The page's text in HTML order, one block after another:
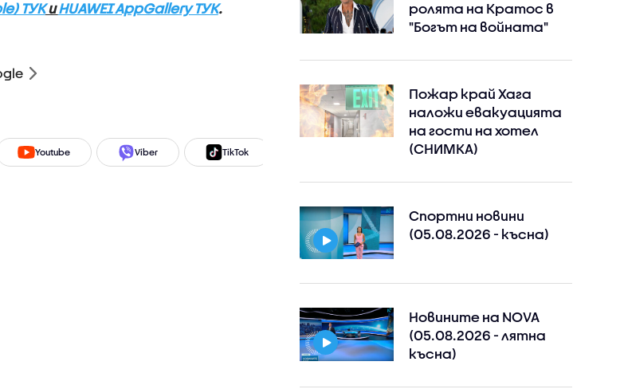
ТУКиHUAWEI AppGallery ТУК.
Youtube Viber TikTok Facebook
ролята на Кратос в
"Богът на войната"
Пожар край Хага
наложи евакуацията
на гости на хотел
(СНИМКА)
Спортни новини
(05.08.2026 - късна)
Новините на NOVA
(05.08.2026 - лятна
късна)